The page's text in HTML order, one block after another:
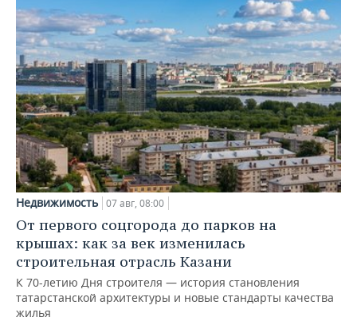
Недвижимость 07 авг, 08:00
От первого соцгорода до парков на
крышах: как за век изменилась
строительная отрасль Казани
К 70-летию Дня строителя — история становления
татарстанской архитектуры и новые стандарты качества
жилья